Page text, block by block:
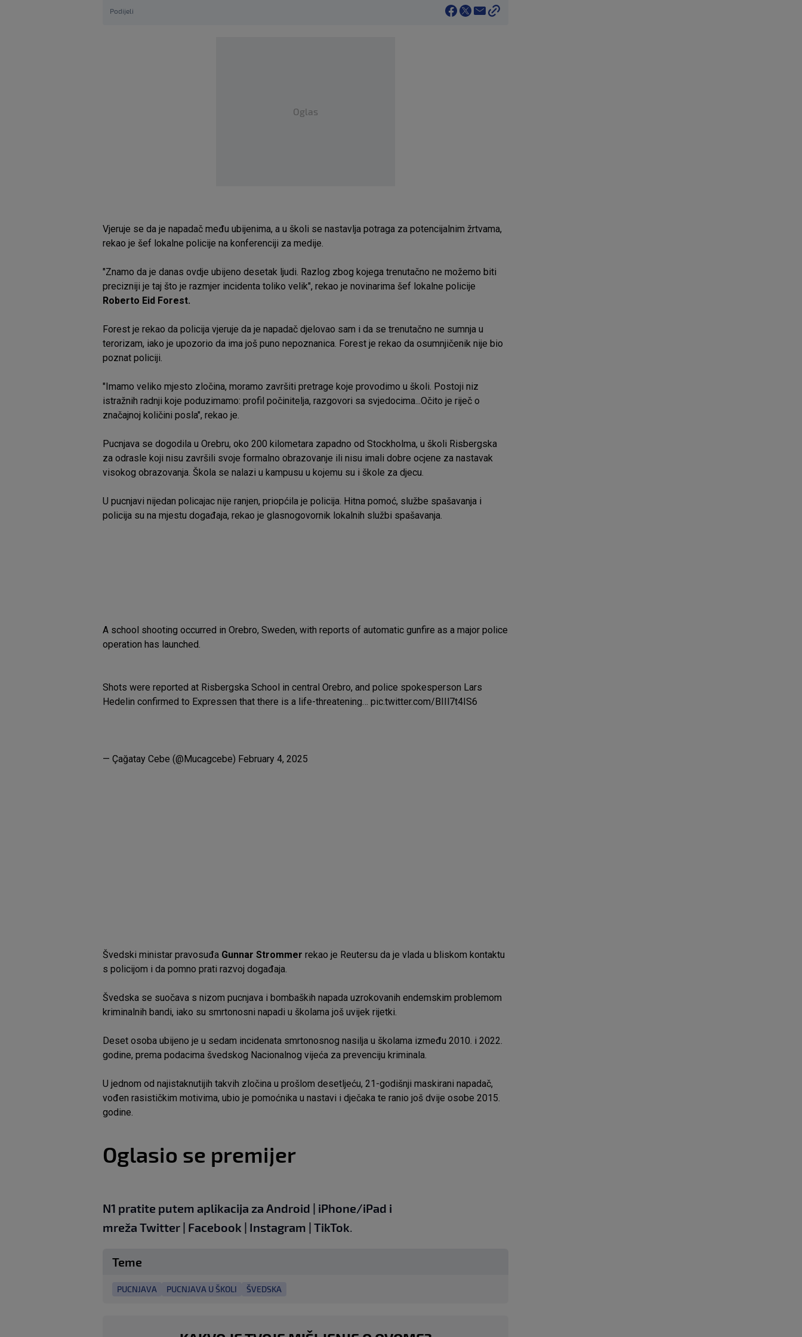
Podijeli
Oglas
Vjeruje se da je napadač među ubijenima, a u školi se nastavlja potraga za potencijalnim žrtvama,
rekao je šef lokalne policije na konferenciji za medije.
"Znamo da je danas ovdje ubijeno desetak ljudi. Razlog zbog kojega trenutačno ne možemo biti
precizniji je taj što je razmjer incidenta toliko velik", rekao je novinarima šef lokalne policije
Roberto Eid Forest.
Forest je rekao da policija vjeruje da je napadač djelovao sam i da se trenutačno ne sumnja u
terorizam, iako je upozorio da ima još puno nepoznanica. Forest je rekao da osumnjičenik nije bio
poznat policiji.
"Imamo veliko mjesto zločina, moramo završiti pretrage koje provodimo u školi. Postoji niz
istražnih radnji koje poduzimamo: profil počinitelja, razgovori sa svjedocima...Očito je riječ o
značajnoj količini posla", rekao je.
Pucnjava se dogodila u Orebru, oko 200 kilometara zapadno od Stockholma, u školi Risbergska
za odrasle koji nisu završili svoje formalno obrazovanje ili nisu imali dobre ocjene za nastavak
visokog obrazovanja. Škola se nalazi u kampusu u kojemu su i škole za djecu.
U pucnjavi nijedan policajac nije ranjen, priopćila je policija. Hitna pomoć, službe spašavanja i
policija su na mjestu događaja, rekao je glasnogovornik lokalnih službi spašavanja.
A school shooting occurred in Orebro, Sweden, with reports of automatic gunfire as a major police
operation has launched.
Shots were reported at Risbergska School in central Orebro, and police spokesperson Lars
Hedelin confirmed to Expressen that there is a life-threatening… pic.twitter.com/BIIl7t4IS6
— Çağatay Cebe (@Mucagcebe) February 4, 2025
Švedski ministar pravosuđa Gunnar Strommer rekao je Reutersu da je vlada u bliskom kontaktu
s policijom i da pomno prati razvoj događaja.
Švedska se suočava s nizom pucnjava i bombaških napada uzrokovanih endemskim problemom
kriminalnih bandi, iako su smrtonosni napadi u školama još uvijek rijetki.
Deset osoba ubijeno je u sedam incidenata smrtonosnog nasilja u školama između 2010. i 2022.
godine, prema podacima švedskog Nacionalnog vijeća za prevenciju kriminala.
U jednom od najistaknutijih takvih zločina u prošlom desetljeću, 21-godišnji maskirani napadač,
vođen rasističkim motivima, ubio je pomoćnika u nastavi i dječaka te ranio još dvije osobe 2015.
godine.
Oglasio se premijer
N1 pratite putem aplikacija za Android | iPhone/iPad i
mreža Twitter | Facebook | Instagram | TikTok.
Teme
PUCNJAVA PUCNJAVA U ŠKOLI ŠVEDSKA